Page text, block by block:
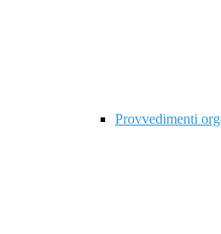
Provvedimenti